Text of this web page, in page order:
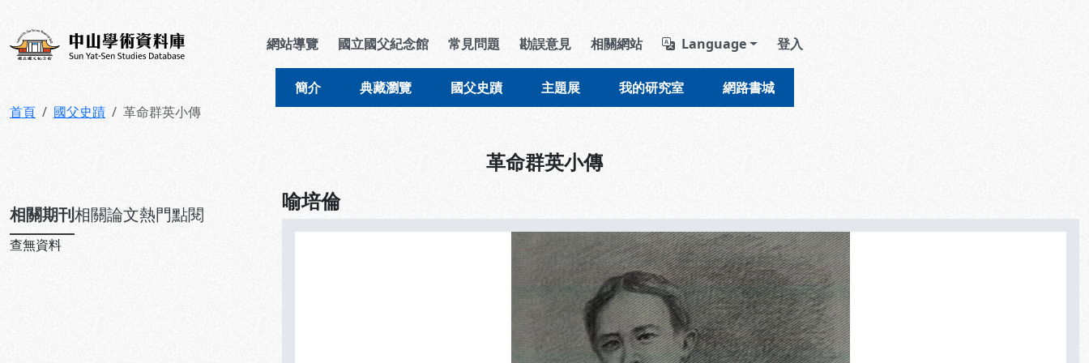
中山學術資料庫 導覽列區塊
網站導覽 國立國父紀念館 常見問題 勘誤意見 相關網站 Language 登入
簡介 典藏瀏覽 國父史蹟 主題展 我的研究室 網路書城
首頁 國父史蹟 革命群英小傳
革命群英小傳
相關期刊相關論文熱門點閱
查無資料
喻培倫